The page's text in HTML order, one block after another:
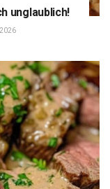
unglaublich!